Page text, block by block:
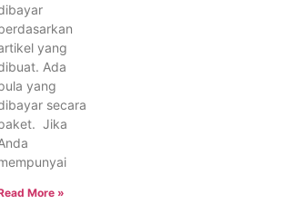
yang
Ada
yang
secara
Jika
More »